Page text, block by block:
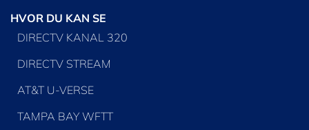
HVOR DU KAN SE
DIRECTV KANAL 320
DIRECTV STREAM
AT&T U-VERSE
TAMPA BAY WFTT